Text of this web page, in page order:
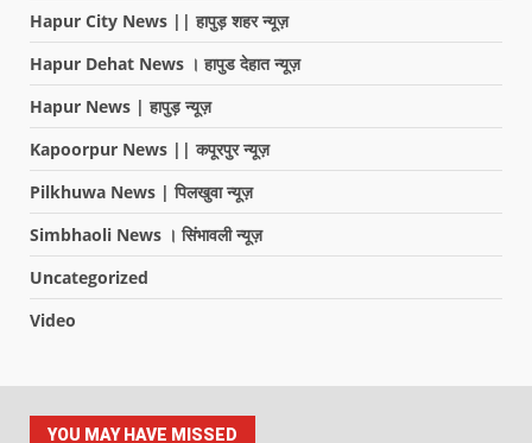
Hapur City News || हापुड़ शहर न्यूज़
Hapur Dehat News । हापुड देहात न्यूज़
Hapur News | हापुड़ न्यूज़
Kapoorpur News || कपूरपुर न्यूज़
Pilkhuwa News | पिलखुवा न्यूज़
Simbhaoli News । सिंभावली न्यूज़
Uncategorized
Video
YOU MAY HAVE MISSED